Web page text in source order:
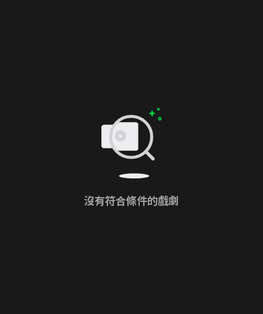
沒有符合條件的戲劇